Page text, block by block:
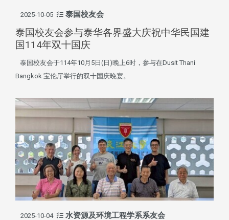
2025-10-05 泰国校友会
泰国校友会参与泰华各界盛大庆祝中华民国建
国114年双十国庆
泰国校友会于114年10月5日(日)晚上6时，参与在Dusit Thani
Bangkok 宝伦厅举行的双十国庆晚宴。
2025-10-04 水资源及环境工程学系系友会